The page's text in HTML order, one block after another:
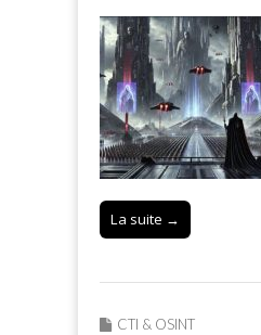
La suite →
CTI & OSINT